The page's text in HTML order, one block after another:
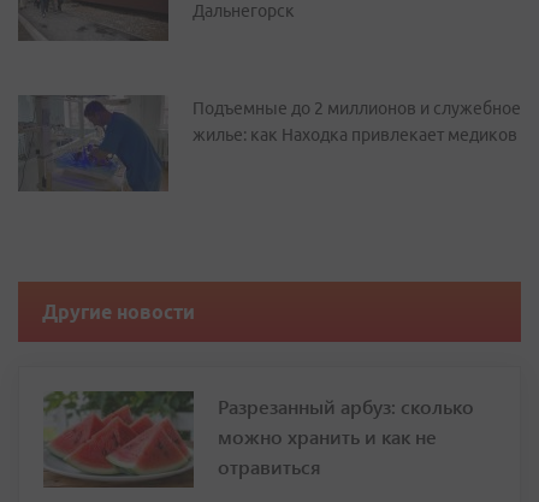
Дальнегорск
Подъемные до 2 миллионов и служебное
жилье: как Находка привлекает медиков
Другие новости
Разрезанный арбуз: сколько
можно хранить и как не
отравиться